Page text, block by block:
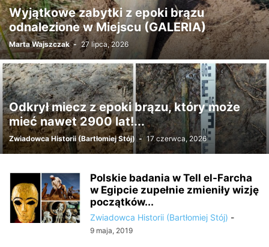
Wyjątkowe zabytki z epoki brązu
odnalezione w Miejscu (GALERIA)
Marta Wajszczak - 27 lipca, 2026
Odkrył miecz z epoki brązu, który może
mieć nawet 2900 lat!...
Zwiadowca Historii (Bartłomiej Stój) - 17 czerwca, 2026
Polskie badania w Tell el-Farcha
w Egipcie zupełnie zmieniły wizję
początków...
Zwiadowca Historii (Bartłomiej Stój) -
9 maja, 2019